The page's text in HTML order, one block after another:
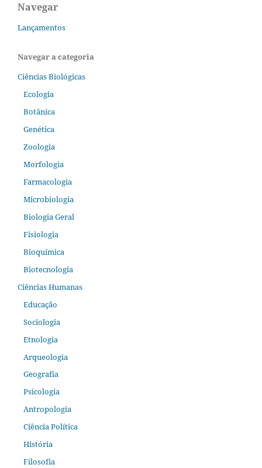
Navegar
Lançamentos
Navegar a categoria
Ciências Biológicas
Ecologia
Botânica
Genética
Zoologia
Morfologia
Farmacologia
Microbiologia
Biologia Geral
Fisiologia
Bioquímica
Biotecnologia
Ciências Humanas
Educação
Sociologia
Etnologia
Arqueologia
Geografia
Psicologia
Antropologia
Ciência Política
História
Filosofia